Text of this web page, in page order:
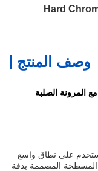
Hard
وصف المنتج
على نطاق واسع
المصممة بدقة